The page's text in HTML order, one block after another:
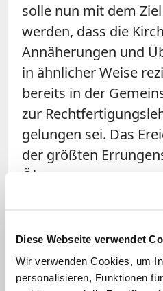
Diese Webseite verwendet
Wir verwenden Cookies, um
personalisieren, Funktionen
solle nun mit dem
werden, dass die
Annäherungen und
in ähnlicher Weise
bereits in der
zur
gelungen sei. Das
der größten
Ökumene.
Ökumenekommission
Bischofskonferenz
Dekret des Zweiten